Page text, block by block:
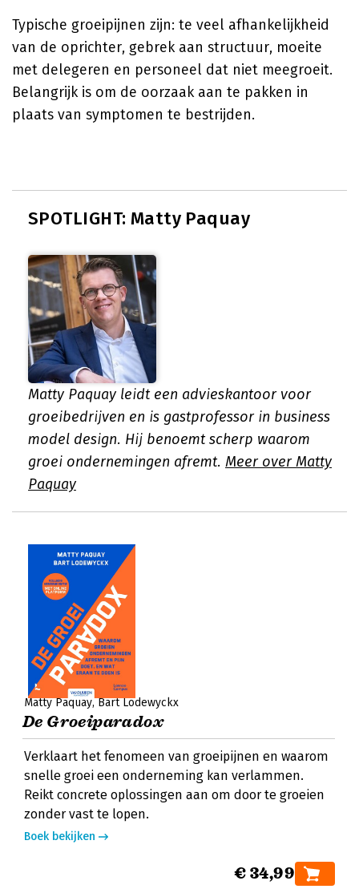
Typische groeipijnen zijn: te veel afhankelijkheid
van de oprichter, gebrek aan structuur, moeite
met delegeren en personeel dat niet meegroeit.
Belangrijk is om de oorzaak aan te pakken in
plaats van symptomen te bestrijden.
SPOTLIGHT: Matty Paquay
Matty Paquay leidt een advieskantoor voor
groeibedrijven en is gastprofessor in business
model design. Hij benoemt scherp waarom
groei ondernemingen afremt. Meer over Matty
Paquay
Matty Paquay Bart Lodewyckx
De Groeiparadox
Verklaart het fenomeen van groeipijnen en waarom
snelle groei een onderneming kan verlammen.
Reikt concrete oplossingen aan om door te groeien
zonder vast te lopen.
Boek bekijken
€ 34,99